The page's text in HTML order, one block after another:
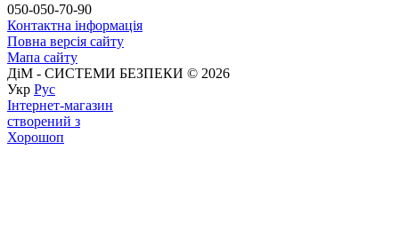
050-050-70-90
Контактна інформація
Повна версія сайту
Мапа сайту
ДіМ - СИСТЕМИ БЕЗПЕКИ © 2026
Укр Рус
Інтернет-магазин
створений з
Хорошоп